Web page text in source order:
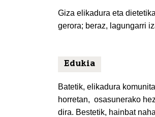
Giza elikadura eta
gerora; beraz, lagungarri
Edukia
Batetik, elikadura
horretan, osasunerako
dira. Bestetik, hainbat